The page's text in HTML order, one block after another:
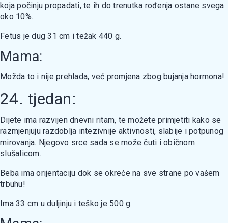
koja počinju propadati, te ih do trenutka rođenja ostane svega
oko 10%.
Fetus je dug 31 cm i težak 440 g.
Mama:
Možda to i nije prehlada, već promjena zbog bujanja hormona!
24. tjedan:
Dijete ima razvijen dnevni ritam, te možete primjetiti kako se
razmjenjuju razdoblja intezivnije aktivnosti, slabije i potpunog
mirovanja. Njegovo srce sada se može čuti i običnom
slušalicom.
Beba ima orijentaciju dok se okreće na sve strane po vašem
trbuhu!
Ima 33 cm u duljinju i teško je 500 g.